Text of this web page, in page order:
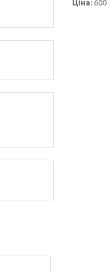
Ціна: 600